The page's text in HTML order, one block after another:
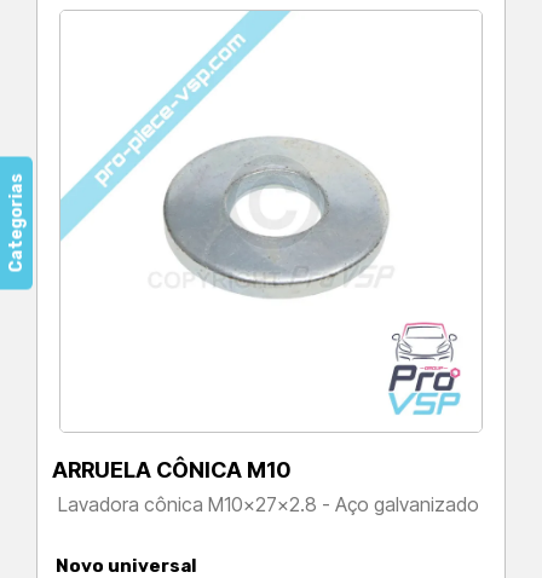
Categorias
ARRUELA CÔNICA M10
Lavadora cônica M10x27x2.8 - Aço galvanizado
Novo universal